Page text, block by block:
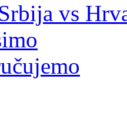
vs